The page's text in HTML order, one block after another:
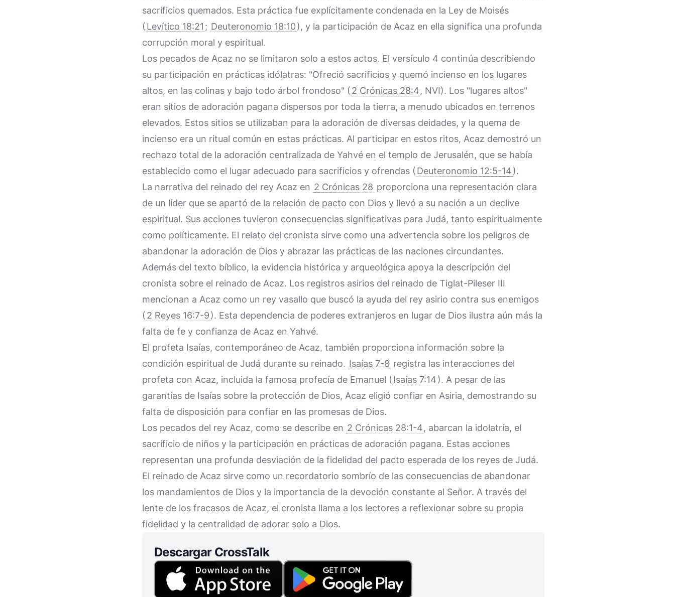
sacrificios quemados. Esta práctica fue explícitamente condenada en la Ley de Moisés
( Levítico 18:21 ; Deuteronomio 18:10), y la participación de Acaz en ella significa una profunda
corrupción moral y espiritual.
Los pecados de Acaz no se limitaron solo a estos actos. El versículo 4 continúa describiendo
su participación en prácticas idólatras: "Ofreció sacrificios y quemó incienso en los lugares
altos, en las colinas y bajo todo árbol frondoso" ( 2 Crónicas 28:4, NVI). Los "lugares altos"
eran sitios de adoración pagana dispersos por toda la tierra, a menudo ubicados en terrenos
elevados. Estos sitios se utilizaban para la adoración de diversas deidades, y la quema de
incienso era un ritual común en estas prácticas. Al participar en estos ritos, Acaz demostró un
rechazo total de la adoración centralizada de Yahvé en el templo de Jerusalén, que se había
establecido como el lugar adecuado para sacrificios y ofrendas ( Deuteronomio 12:5-14).
La narrativa del reinado del rey Acaz en 2 Crónicas 28 proporciona una representación clara
de un líder que se apartó de la relación de pacto con Dios y llevó a su nación a un declive
espiritual. Sus acciones tuvieron consecuencias significativas para Judá, tanto espiritualmente
como políticamente. El relato del cronista sirve como una advertencia sobre los peligros de
abandonar la adoración de Dios y abrazar las prácticas de las naciones circundantes.
Además del texto bíblico, la evidencia histórica y arqueológica apoya la descripción del
cronista sobre el reinado de Acaz. Los registros asirios del reinado de Tiglat-Pileser III
mencionan a Acaz como un rey vasallo que buscó la ayuda del rey asirio contra sus enemigos
( 2 Reyes 16:7-9). Esta dependencia de poderes extranjeros en lugar de Dios ilustra aún más la
falta de fe y confianza de Acaz en Yahvé.
El profeta Isaías, contemporáneo de Acaz, también proporciona información sobre la
condición espiritual de Judá durante su reinado. Isaías 7-8 registra las interacciones del
profeta con Acaz, incluida la famosa profecía de Emanuel ( Isaías 7:14). A pesar de las
garantías de Isaías sobre la protección de Dios, Acaz eligió confiar en Asiria, demostrando su
falta de disposición para confiar en las promesas de Dios.
Los pecados del rey Acaz, como se describe en 2 Crónicas 28:1-4, abarcan la idolatría, el
sacrificio de niños y la participación en prácticas de adoración pagana. Estas acciones
representan una profunda desviación de la fidelidad del pacto esperada de los reyes de Judá.
El reinado de Acaz sirve como un recordatorio sombrío de las consecuencias de abandonar
los mandamientos de Dios y la importancia de la devoción constante al Señor. A través del
lente de los fracasos de Acaz, el cronista llama a los lectores a reflexionar sobre su propia
fidelidad y la centralidad de adorar solo a Dios.
Descargar CrossTalk